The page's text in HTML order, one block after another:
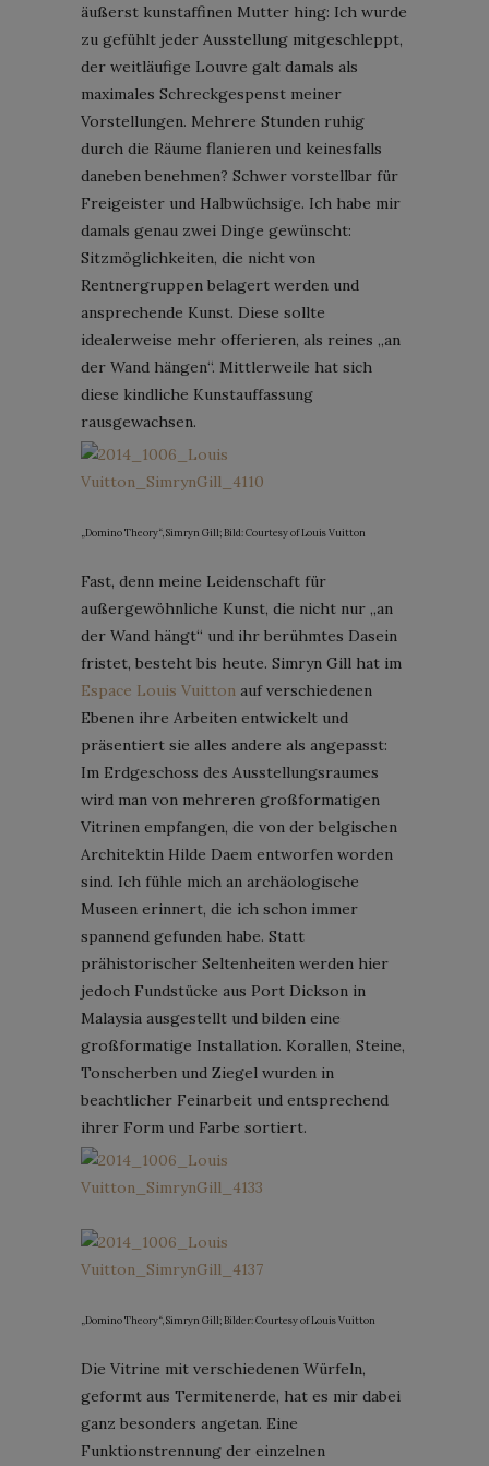
äußerst kunstaffinen Mutter hing: Ich wurde
zu gefühlt jeder Ausstellung mitgeschleppt,
der weitläufige Louvre galt damals als
maximales Schreckgespenst meiner
Vorstellungen. Mehrere Stunden ruhig
durch die Räume flanieren und keinesfalls
daneben benehmen? Schwer vorstellbar für
Freigeister und Halbwüchsige. Ich habe mir
damals genau zwei Dinge gewünscht:
Sitzmöglichkeiten, die nicht von
Rentnergruppen belagert werden und
ansprechende Kunst. Diese sollte
idealerweise mehr offerieren, als reines „an
der Wand hängen“. Mittlerweile hat sich
diese kindliche Kunstauffassung
rausgewachsen.
„Domino Theory“, Simryn Gill; Bild: Courtesy of Louis Vuitton
Fast, denn meine Leidenschaft für
außergewöhnliche Kunst, die nicht nur „an
der Wand hängt“ und ihr berühmtes Dasein
fristet, besteht bis heute. Simryn Gill hat im
Espace Louis Vuitton auf verschiedenen
Ebenen ihre Arbeiten entwickelt und
präsentiert sie alles andere als angepasst:
Im Erdgeschoss des Ausstellungsraumes
wird man von mehreren großformatigen
Vitrinen empfangen, die von der belgischen
Architektin Hilde Daem entworfen worden
sind. Ich fühle mich an archäologische
Museen erinnert, die ich schon immer
spannend gefunden habe. Statt
prähistorischer Seltenheiten werden hier
jedoch Fundstücke aus Port Dickson in
Malaysia ausgestellt und bilden eine
großformatige Installation. Korallen, Steine,
Tonscherben und Ziegel wurden in
beachtlicher Feinarbeit und entsprechend
ihrer Form und Farbe sortiert.
„Domino Theory“, Simryn Gill; Bilder: Courtesy of Louis Vuitton
Die Vitrine mit verschiedenen Würfeln,
geformt aus Termitenerde, hat es mir dabei
ganz besonders angetan. Eine
Funktionstrennung der einzelnen